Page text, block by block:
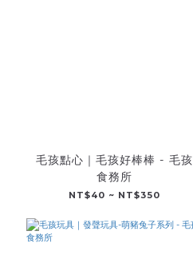
毛孩點心｜毛孩好棒棒 - 毛孩
食務所
NT$40 ~ NT$350